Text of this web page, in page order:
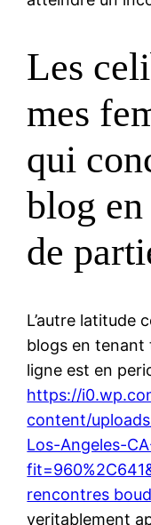
Les
mes
qui
blog
de
L’autre latitude
blogs en tenant
ligne est en
https://
content/
Los-Angeles-
rencontres
veritablement